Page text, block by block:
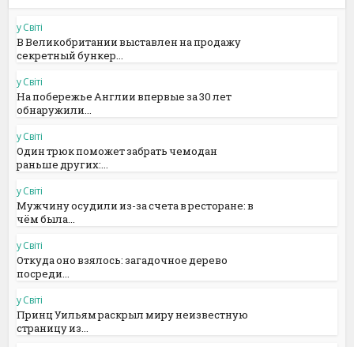
у Світі
В Великобритании выставлен на продажу
секретный бункер...
у Світі
На побережье Англии впервые за 30 лет
обнаружили...
у Світі
Один трюк поможет забрать чемодан
раньше других:...
у Світі
Мужчину осудили из-за счета в ресторане: в
чём была...
у Світі
Откуда оно взялось: загадочное дерево
посреди...
у Світі
Принц Уильям раскрыл миру неизвестную
страницу из...